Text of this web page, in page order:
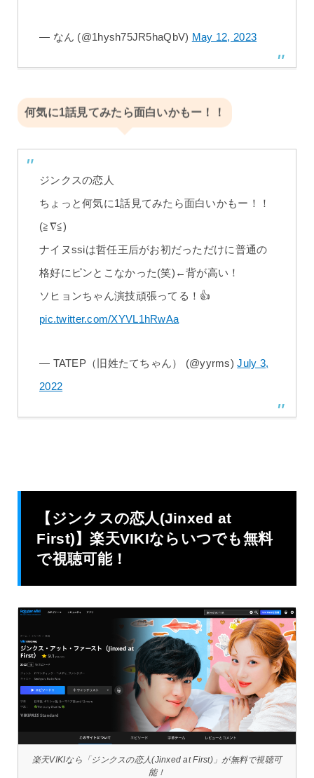
— なん (@1hysh75JR5haQbV) May 12, 2023
何気に1話見てみたら面白いかもー！！
ジンクスの恋人
ちょっと何気に1話見てみたら面白いかもー！！
(≧∇≦)
ナイヌssiは哲任王后がお初だっただけに普通の
格好にピンとこなかった(笑)←背が高い！
ソヒョンちゃん演技頑張ってる！👍
pic.twitter.com/XYVL1hRwAa
— TATEP（旧姓たてちゃん） (@yyrms)July 3,
2022
【ジンクスの恋人(Jinxed at
First)】楽天VIKIならいつでも無料
で視聴可能！
楽天VIKIなら「ジンクスの恋人(Jinxed at First)」が無料で視聴可
能！